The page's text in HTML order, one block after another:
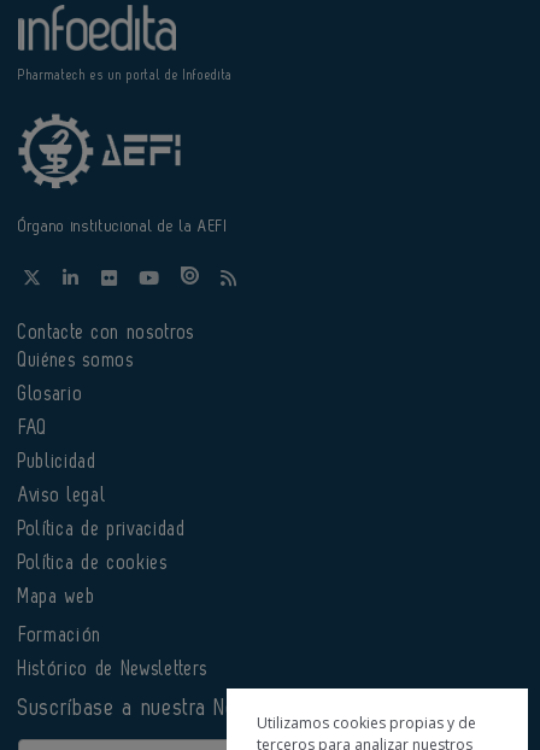
Pharmatech es un portal de Infoedita
Órgano institucional de la AEFI
Contacte con nosotros
Quiénes somos
Glosario
FAQ
Publicidad
Aviso legal
Política de privacidad
Política de cookies
Mapa web
Formación
Histórico de Newsletters
Suscríbase a nuestra Newsletter
Utilizamos cookies propias y de
terceros para analizar nuestros